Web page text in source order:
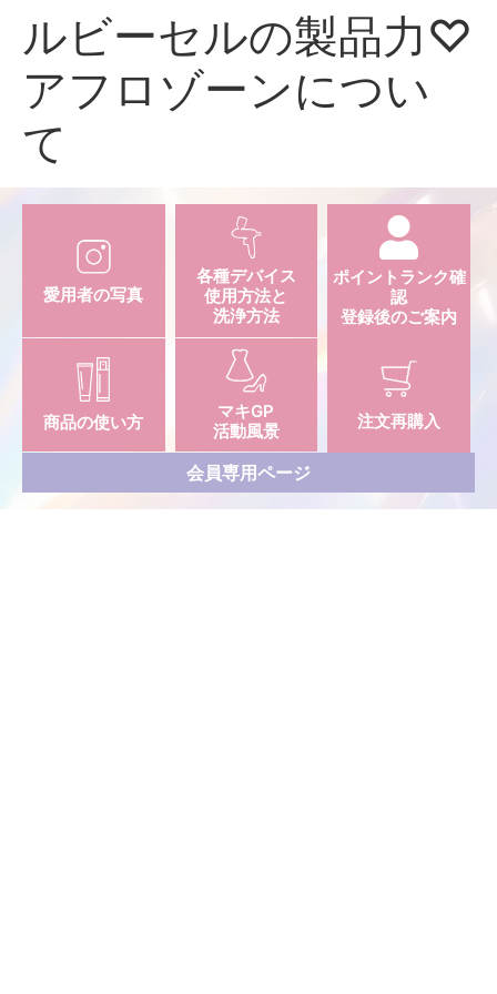
ルビーセルの製品力♡
アフロゾーンについ
て
愛用者の写真
各種デバイス
使用方法と
洗浄方法
ポイントランク確
認
登録後のご案内
商品の使い方
マキGP
活動風景
注文再購入
会員専用ページ